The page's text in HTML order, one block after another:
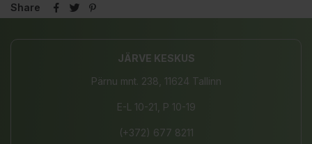
Share
JÄRVE KESKUS
Pärnu mnt. 238, 11624 Tallinn
E-L 10-21, P 10-19
(+372) 677 8211